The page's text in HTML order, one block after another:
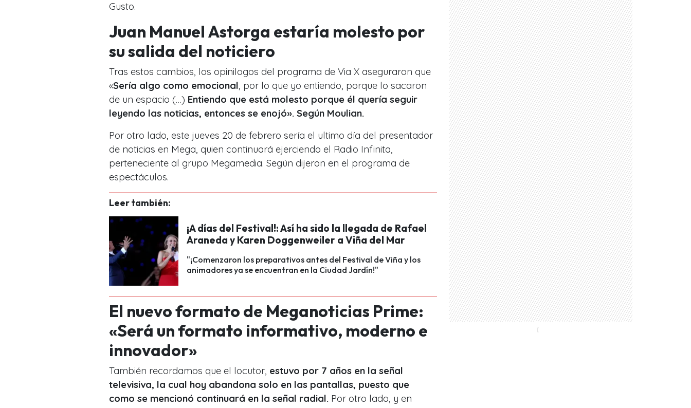
Gusto.
Juan Manuel Astorga estaría molesto por
su salida del noticiero
Tras estos cambios, los opinilogos del programa de Via X aseguraron que
«Sería algo como emocional , por lo que yo entiendo, porque lo sacaron
de un espacio (…) Entiendo que está molesto porque él quería seguir
leyendo las noticias, entonces se enojó». Según Moulian.
Por otro lado, este jueves 20 de febrero sería el ultimo día del presentador
de noticias en Mega, quien continuará ejerciendo el Radio Infinita,
perteneciente al grupo Megamedia. Según dijeron en el programa de
espectáculos.
Leer también:
¡A días del Festival!: Así ha sido la llegada de Rafael
Araneda y Karen Doggenweiler a Viña del Mar
"¡Comenzaron los preparativos antes del Festival de Viña y los
animadores ya se encuentran en la Ciudad Jardín!"
El nuevo formato de Meganoticias Prime:
«Será un formato informativo, moderno e
innovador»
También recordamos que el locutor, estuvo por 7 años en la señal
televisiva, la cual hoy abandona solo en las pantallas, puesto que
como se mencionó continuará en la señal radial. Por otro lado, y en